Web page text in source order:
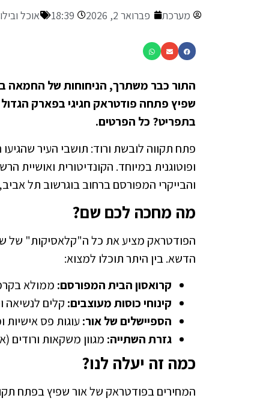
מערכת פברואר 2, 2026 18:39 אוכל
התור כבר משתרך, הניחוחות של החמאה
שפיץ פתחה פודטראק חגיגי בפארק הגדול
בתפריט? כל הפרטים.
פתח תקווה לובשת ורוד: תושבי העיר
ופוטוגנית במיוחד. הקונדיטורית ואושיית
והבייקרי המפורסם ברחוב בוגרשוב תל
מה מחכה לכם שם?
הפודטראק מציע את כל ה"קלאסיקות" של
הדשא. בין היתר תוכלו למצוא:
קרואסון הבית המפורסם: ממולא
קינוחי כוסות מעוצבים: קלים לנשיאה
הספיישלים של אור: עוגות פס
גזרת השתייה: מגוון משקאות ורודים
כמה זה יעלה לנו?
המחירים בפודטראק של אור שפיץ בפתח